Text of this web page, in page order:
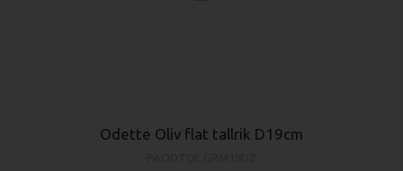
Odette Oliv flat tallrik D19cm